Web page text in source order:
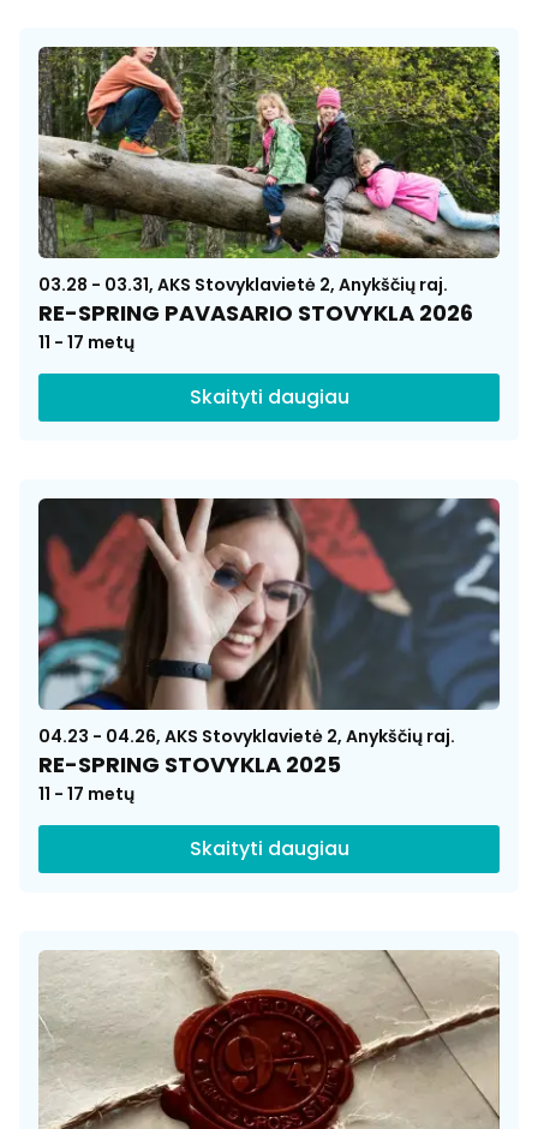
03.28 - 03.31, AKS Stovyklavietė 2, Anykščių raj.
RE-SPRING PAVASARIO STOVYKLA 2026
11 - 17 metų
Skaityti daugiau
04.23 - 04.26, AKS Stovyklavietė 2, Anykščių raj.
RE-SPRING STOVYKLA 2025
11 - 17 metų
Skaityti daugiau